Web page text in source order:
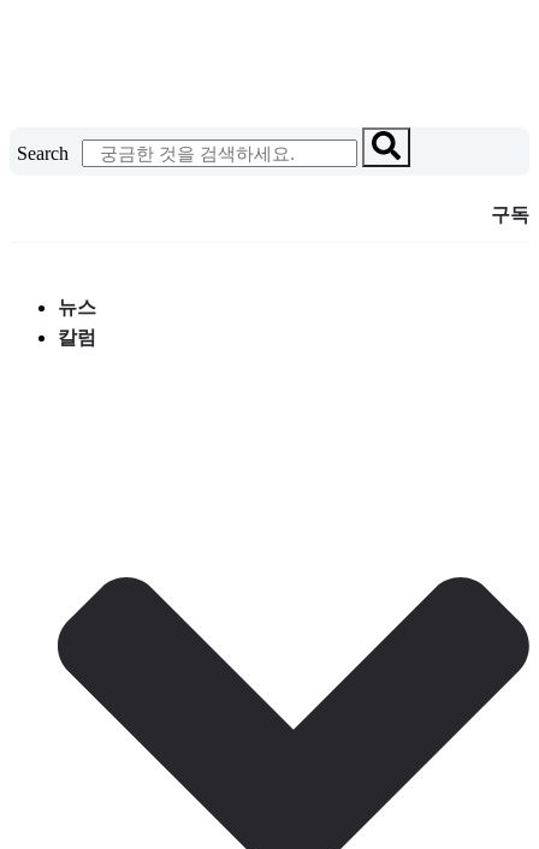
건
Search
구독
뉴스
칼럼